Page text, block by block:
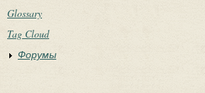
Glossary
Tag Cloud
Форумы